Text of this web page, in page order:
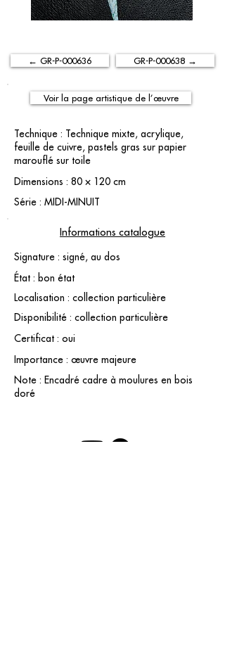
← GR-P-000636 GR-P-000638 →
Voir la page artistique de l’œuvre
Technique : Technique mixte, acrylique,
feuille de cuivre, pastels gras sur papier
marouflé sur toile
Dimensions : 80 × 120 cm
Série : MIDI-MINUIT
Informations catalogue
Signature : signé, au dos
État : bon état
Localisation : collection particulière
Disponibilité : collection particulière
Certificat : oui
Importance : œuvre majeure
Note : Encadré cadre à moulures en bois
doré